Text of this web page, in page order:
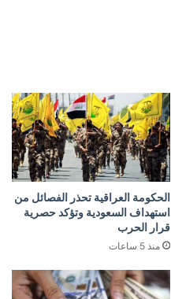
الحكومة العراقية تحذر الفصائل من
استهداف السعودية وتؤكد حصرية
قرار الحرب
منذ 5 ساعات